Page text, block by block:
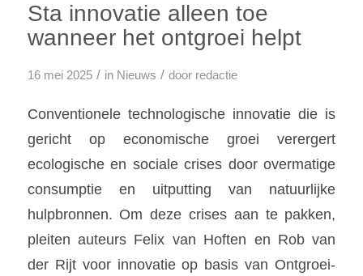
Sta innovatie alleen toe
wanneer het ontgroei helpt
16 mei 2025 / in Nieuws / door redactie
Conventionele technologische innovatie die is
gericht op economische groei verergert
ecologische en sociale crises door overmatige
consumptie en uitputting van natuurlijke
hulpbronnen. Om deze crises aan te pakken,
pleiten auteurs Felix van Hoften en Rob van
der Rijt voor innovatie op basis van Ontgroei-